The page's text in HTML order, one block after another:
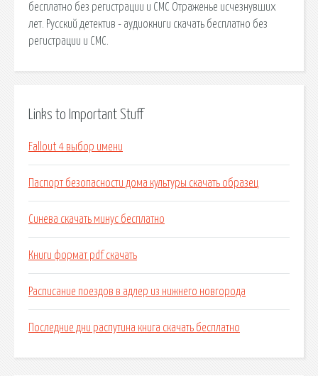
бесплатно без регистрации и СМС Отраженье исчезнувших
лет. Русский детектив - аудиокниги скачать бесплатно без
регистрации и СМС.
Links to Important Stuff
Fallout 4 выбор имени
Паспорт безопасности дома культуры скачать образец
Синева скачать минус бесплатно
Книги формат pdf скачать
Расписание поездов в адлер из нижнего новгорода
Последние дни распутина книга скачать бесплатно